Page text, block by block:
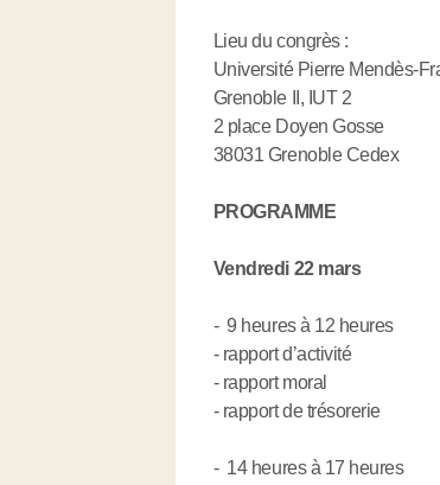
Lieu du congrès :
Université Pierre Mendès-
Grenoble II, IUT 2
2 place Doyen Gosse
38031 Grenoble Cedex
PROGRAMME
Vendredi 22 mars
- 9 heures à 12 heures
- rapport d’activité
- rapport moral
- rapport de trésorerie
- 14 heures à 17 heures